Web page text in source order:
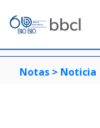
Notas > Noticia